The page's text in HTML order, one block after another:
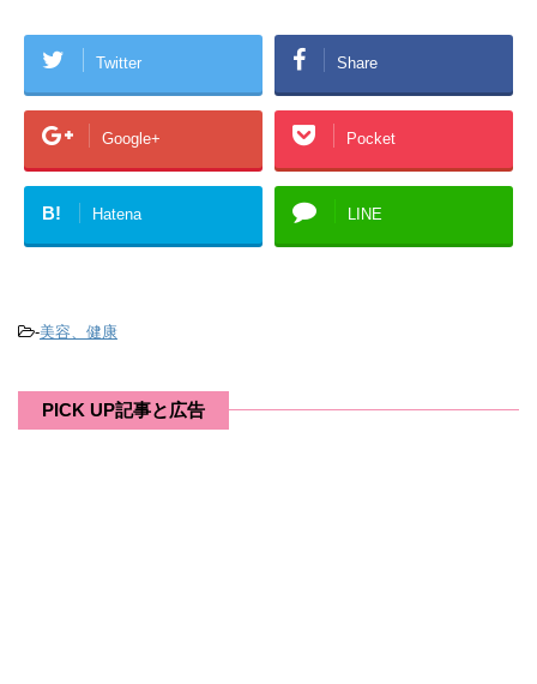
Twitter Share
Google+ Pocket
B! Hatena LINE
-美容、健康
PICK UP記事と広告